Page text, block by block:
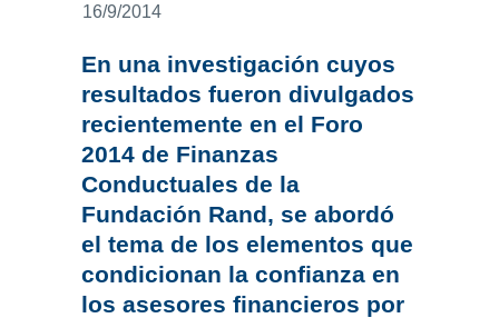
16/9/2014
En una investigación cuyos
resultados fueron divulgados
recientemente en el Foro
2014 de Finanzas
Conductuales de la
Fundación Rand, se abordó
el tema de los elementos que
condicionan la confianza en
los asesores financieros por